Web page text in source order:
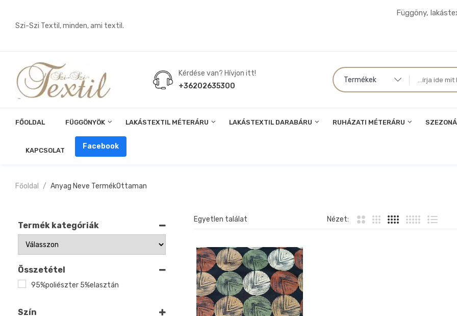
Szi-Szi Textil, minden, ami textil.
Függöny,
Kérdése van? Hívjon itt!
+36202635300
Termékek
FŐOLDAL FÜGGÖNYÖK LAKÁSTEXTIL MÉTERÁRU LAKÁSTEXTIL DARABÁRU RUHÁZATI MÉTERÁRU
KAPCSOLAT Facebook
Főoldal Anyag Neve TermékOttaman
Egyetlen találat Nézet:
Termék kategóriák
Összetétel
95%poliészter 5%elasztán
Szín